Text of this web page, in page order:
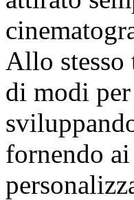
Allo stesso
di modi
fornendo